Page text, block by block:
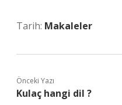
Tarih: Makaleler
Önceki Yazı
Kulaç hangi dil ?